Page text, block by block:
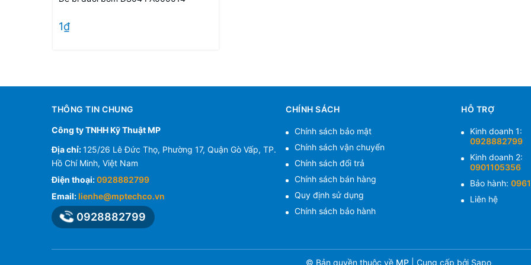
1₫
THÔNG TIN CHUNG
Công ty TNHH Kỹ Thuật MP
Địa chỉ:125/26 Lê Đức Thọ, Phường 17, Quận Gò Vấp, TP.
Hồ Chí Minh, Việt Nam
Điện thoại:0928882799
Email: lienhe@mptechco.vn
0928882799
CHÍNH SÁCH
Chính sách bảo mật
Chính sách vận chuyển
Chính sách đổi trả
Chính sách bán hàng
Quy định sử dụng
Chính sách bảo hành
HỖ TRỢ
Kinh doanh 1:
0928882799
Kinh doanh 2:
0901105356
Bảo hành:
Liên hệ
© Bản quyền thuộc về MP Cung cấp bởi Sapo